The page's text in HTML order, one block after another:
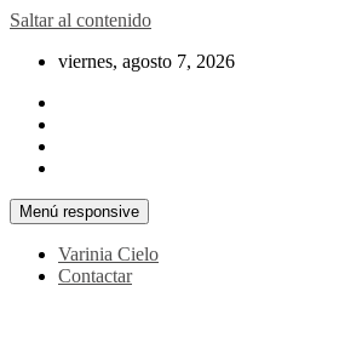
Saltar al contenido
viernes, agosto 7, 2026
Menú responsive
Varinia Cielo
Contactar